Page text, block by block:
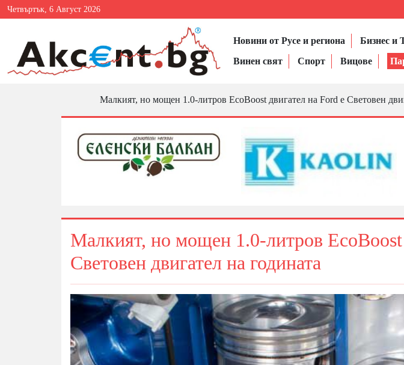
Четвъртък, 6 Август 2026
Новини от Русе и региона Бизнес и
Винен свят
Спорт Вицове
Малкият, но мощен 1.0-литров EcoBoost двигател на Ford е Световен
Малкият, но мощен 1.0-литров EcoBoost
Световен двигател на годината